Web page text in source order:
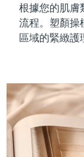
根據您的肌膚
流程。塑顏操
區域的緊緻護
面
補水保濕
抗老
波士尼亞與赫
汶萊
加拿大
智利
中國